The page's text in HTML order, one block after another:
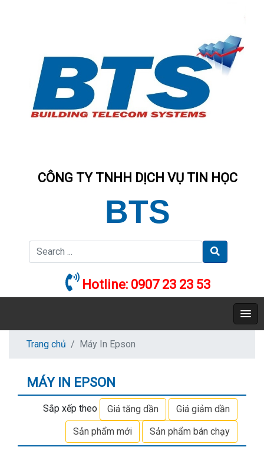
CÔNG TY TNHH DỊCH VỤ TIN HỌC
BTS
Hotline: 0907 23 23 53
Trang chủ Máy In Epson
MÁY IN EPSON
Sắp xếp theo Giá tăng dần
Giá giảm dần
Sản phẩm mới
Sản phẩm bán chạy